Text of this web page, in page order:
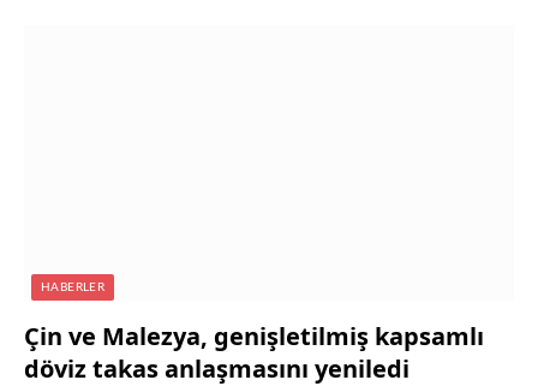
HABERLER
Çin ve Malezya, genişletilmiş kapsamlı
döviz takas anlaşmasını yeniledi